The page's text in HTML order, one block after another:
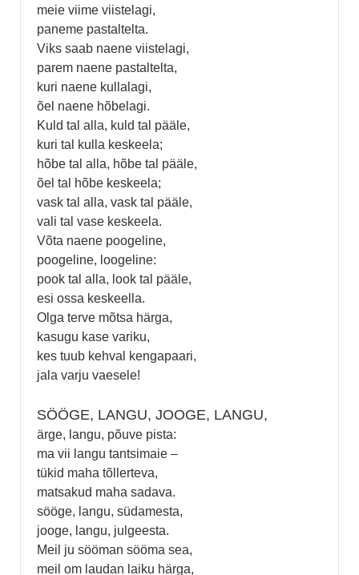
meie viime viistelagi,
paneme pastaltelta.
Viks saab naene viistelagi,
parem naene pastaltelta,
kuri naene kullalagi,
õel naene hõbelagi.
Kuld tal alla, kuld tal pääle,
kuri tal kulla keskeela;
hõbe tal alla, hõbe tal pääle,
õel tal hõbe keskeela;
vask tal alla, vask tal pääle,
vali tal vase keskeela.
Võta naene poogeline,
poogeline, loogeline:
pook tal alla, look tal pääle,
esi ossa keskeella.
Olga terve mõtsa härga,
kasugu kase variku,
kes tuub kehval kengapaari,
jala varju vaesele!
SÖÖGE, LANGU, JOOGE, LANGU,
ärge, langu, põuve pista:
ma vii langu tantsimaie –
tükid maha tõllerteva,
matsakud maha sadava.
sööge, langu, südamesta,
jooge, langu, julgeesta.
Meil ju sööman sööma sea,
meil om laudan laiku härga,